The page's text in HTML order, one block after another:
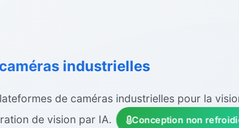
industrielles
de caméras industrielles pour la
de vision par IA.
Conception non